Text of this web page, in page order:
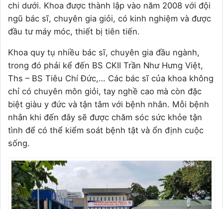
chi dưới. Khoa được thành lập vào năm 2008 với đội
ngũ bác sĩ, chuyên gia giỏi, có kinh nghiệm và được
đầu tư máy móc, thiết bị tiên tiến.
Khoa quy tụ nhiều bác sĩ, chuyên gia đầu ngành,
trong đó phải kể đến BS CKII Trần Như Hưng Việt,
Ths – BS Tiêu Chí Đức,… Các bác sĩ của khoa không
chỉ có chuyên môn giỏi, tay nghề cao mà còn đặc
biệt giàu y đức và tận tâm với bệnh nhân. Mỗi bệnh
nhân khi đến đây sẽ được chăm sóc sức khỏe tận
tình để có thể kiểm soát bệnh tật và ổn định cuộc
sống.